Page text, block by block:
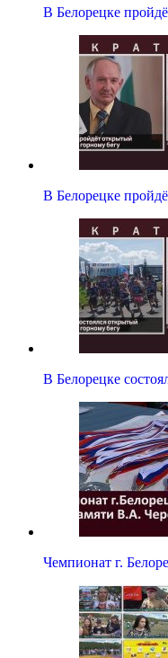
В Белорецке
В Белорецке
В Белорецке
Чемпионат г.